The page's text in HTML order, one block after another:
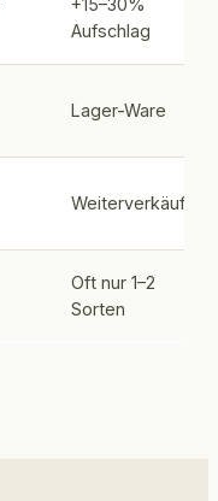
+15–30%
Aufschlag
Lager-Ware
Weiterverkäufer
Oft nur 1–2
Sorten